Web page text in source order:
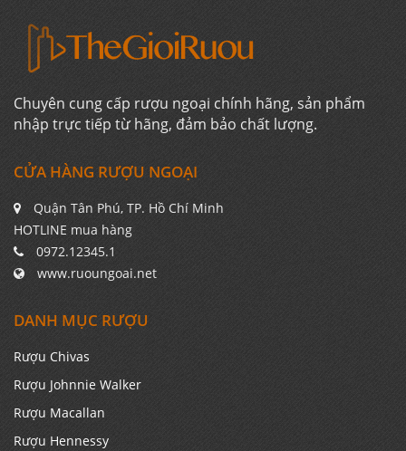
Chuyên cung cấp rượu ngoại chính hãng, sản phẩm
nhập trực tiếp từ hãng, đảm bảo chất lượng.
CỬA HÀNG RƯỢU NGOẠI
Quận Tân Phú, TP. Hồ Chí Minh
HOTLINE mua hàng
0972.12345.1
www.ruoungoai.net
DANH MỤC RƯỢU
Rượu Chivas
Rượu Johnnie Walker
Rượu Macallan
Rượu Hennessy